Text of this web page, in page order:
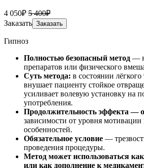
4 050₽ 5 400₽
Заказать Заказать
Гипноз
Полностью безопасный метод —
препаратов или физического
Суть метода: в состоянии
внушает пациенту стойкое
усиливает волевую установку на
употребления.
Продолжительность эффекта —
зависимости от уровня
особенностей.
Обязательное условие —
проведения процедуры.
Метод может использоваться
или как дополнение к